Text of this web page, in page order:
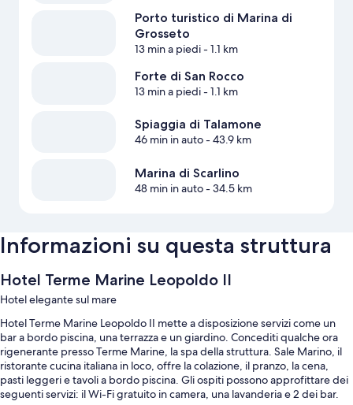
Porto turistico di Marina di
Grosseto
13 min a piedi- 1.1 km
Forte di San Rocco
13 min a piedi- 1.1 km
Spiaggia di Talamone
46 min in auto- 43.9 km
Marina di Scarlino
48 min in auto- 34.5 km
Informazioni su questa struttura
Hotel Terme Marine Leopoldo II
Hotel elegante sul mare
Hotel Terme Marine Leopoldo II mette a disposizione servizi come un
bar a bordo piscina, una terrazza e un giardino. Concediti qualche ora
rigenerante presso Terme Marine, la spa della struttura. Sale Marino, il
ristorante cucina italiana in loco, offre la colazione, il pranzo, la cena,
pasti leggeri e tavoli a bordo piscina. Gli ospiti possono approfittare dei
seguenti servizi: il Wi-Fi gratuito in camera, una lavanderia e 2 dei bar.